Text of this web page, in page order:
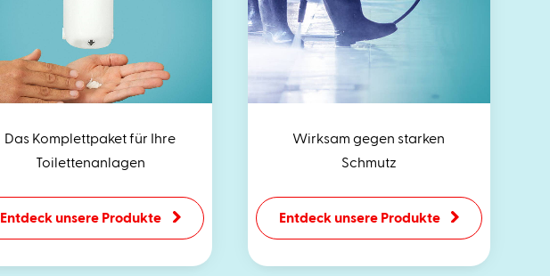
Das Komplettpaket für Ihre
Toilettenanlagen
Entdeck unsere Produkte
Wirksam gegen starken
Schmutz
Entdeck unsere Produkte